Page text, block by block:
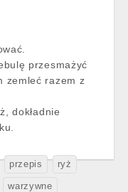
przesmażyć
zemleć razem z
dokładnie
przepis ryż
warzywne